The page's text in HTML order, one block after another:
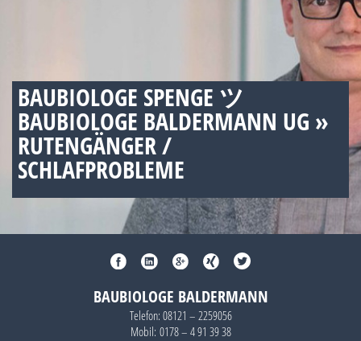
BAUBIOLOGE SPENGE ツ
BAUBIOLOGE BALDERMANN UG »
RUTENGÄNGER /
SCHLAFPROBLEME
BAUBIOLOGE BALDERMANN
Telefon: 08121 – 2259056
Mobil: 0178 – 4 91 39 38